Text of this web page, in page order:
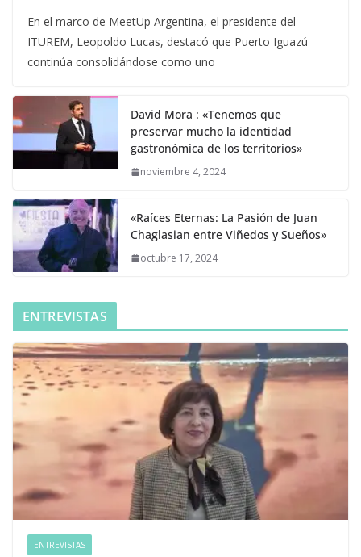
En el marco de MeetUp Argentina, el presidente del
ITUREM, Leopoldo Lucas, destacó que Puerto Iguazú
continúa consolidándose como uno
David Mora : «Tenemos que
preservar mucho la identidad
gastronómica de los territorios»
noviembre 4, 2024
«Raíces Eternas: La Pasión de Juan
Chaglasian entre Viñedos y Sueños»
octubre 17, 2024
ENTREVISTAS
ENTREVISTAS